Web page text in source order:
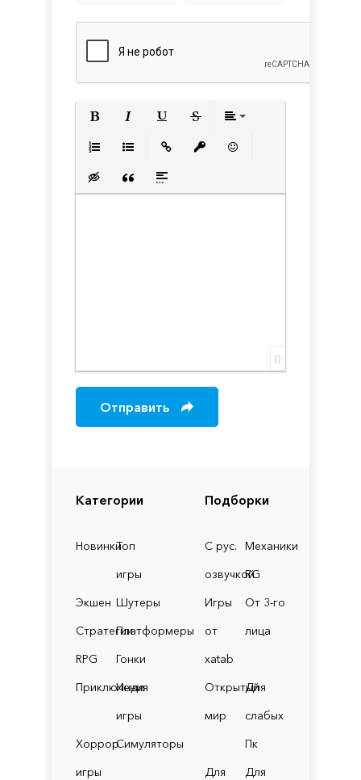
Категории
НовинкиТоп
игры
Экшен Шутеры
СтратегииПлатформеры
RPG
Гонки
Приключения
Инди
игры
Хоррор
игры
Симуляторы
Подборки
С рус.
озвучкой
Механики
RG
Игры
от
xatab
От 3-го
лица
Открытый
мир
Для
слабых
Пк
Для
Для
Вставка скрытого текста
Вставка цитаты
Вставка спойлера
0
Отправить